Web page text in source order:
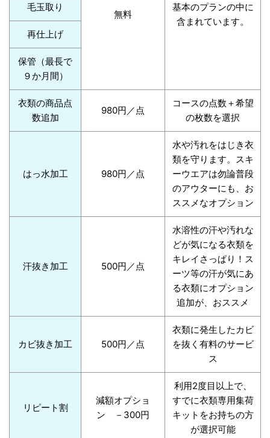
無料
基本のプランの中に
含まれています。
毛玉取り
再仕上げ
保管（最長で
９か月間）
衣類の商品点
数追加
980円／点
コースの点数＋希望
の枚数を選択
はっ水加工 980円／点
水や汚れをはじき衣
類を守ります。スキ
ーウエアは勿論普段
のアウターにも、お
ススメなオプション
汗抜き加工 500円／点
水溶性の汗や汚れな
どが気になる衣類を
キレイさっぱり！ス
ーツ等の汗が気にあ
る衣類にオプション
追加が、おススメ
カビ抜き加工 500円／点
衣類に発生したカビ
を抜く有料のサービ
ス
リピート割
減額オプショ
ン －300円
利用2度目以上で、
すでに衣類専用集荷
キットをお持ちの方
が選択可能